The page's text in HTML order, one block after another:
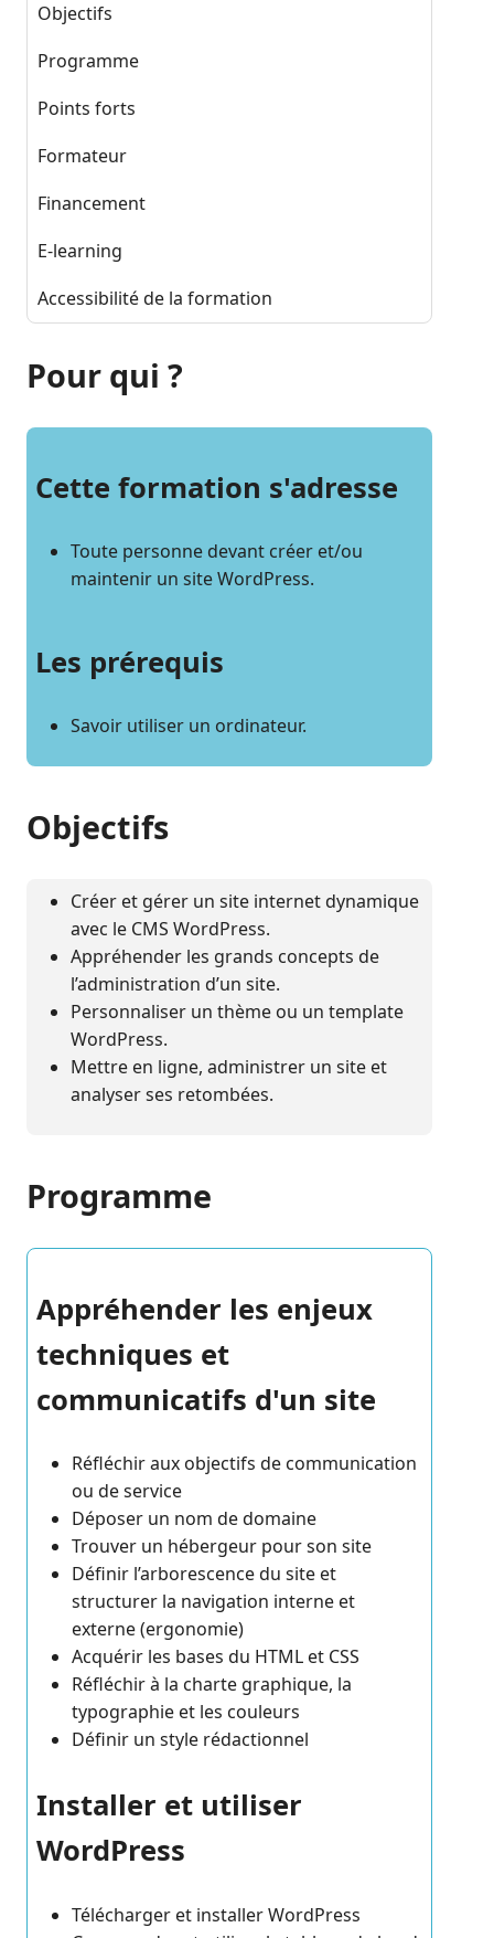
Objectifs
Programme
Points forts
Formateur
Financement
E-learning
Accessibilité de la formation
Pour qui ?
Cette formation s'adresse
Toute personne devant créer et/ou
maintenir un site WordPress.
Les prérequis
Savoir utiliser un ordinateur.
Objectifs
Créer et gérer un site internet dynamique
avec le CMS WordPress.
Appréhender les grands concepts de
l’administration d’un site.
Personnaliser un thème ou un template
WordPress.
Mettre en ligne, administrer un site et
analyser ses retombées.
Programme
Appréhender les enjeux
techniques et
communicatifs d'un site
Réfléchir aux objectifs de communication
ou de service
Déposer un nom de domaine
Trouver un hébergeur pour son site
Définir l’arborescence du site et
structurer la navigation interne et
externe (ergonomie)
Acquérir les bases du HTML et CSS
Réfléchir à la charte graphique, la
typographie et les couleurs
Définir un style rédactionnel
Installer et utiliser
WordPress
Télécharger et installer WordPress